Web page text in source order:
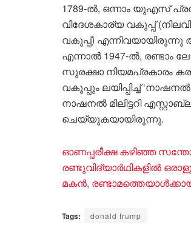
1789-ൽ, ഒന്നാം യുഎസ്
വിദേശകാര്യ വകുപ്പ്
വകുപ്പ്) എന്നിവയായിരുന്നു
എന്നാൽ 1947-ൽ, രണ്ടാം
സുരക്ഷാ നിയമപ്രകാരം
വകുപ്പും ലയിപ്പിച്ച്
നാഷനൽ മിലിട്ടറി
ചെയ്യുകയായിരുന്നു.
ഓണപ്പരീക്ഷ കഴിഞ്ഞ
രണ്ടുവിദ്യാർഥികളിൽ
മകൻ,
Tags: donald trump